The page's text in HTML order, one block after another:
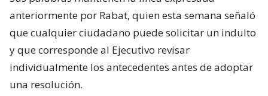
anteriormente por Rabat, quien esta semana señaló
que cualquier ciudadano puede solicitar un indulto
y que corresponde al Ejecutivo revisar
individualmente los antecedentes antes de adoptar
una resolución.